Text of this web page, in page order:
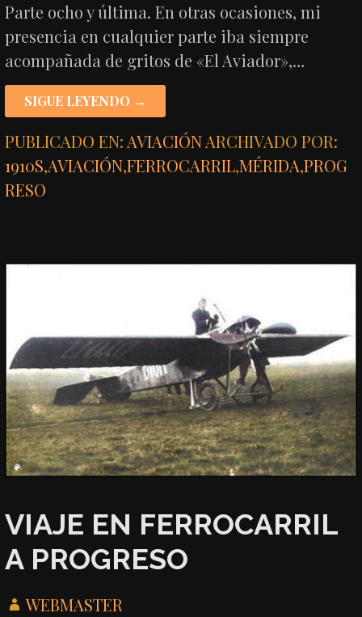
Parte ocho y última. En otras ocasiones, mi
presencia en cualquier parte iba siempre
acompañada de gritos de «El Aviador»,…
SIGUE LEYENDO →
PUBLICADO EN: AVIACIÓNARCHIVADO POR:
1910S,AVIACIÓN,FERROCARRIL,MÉRIDA,PROG
RESO
VIAJE EN FERROCARRIL
A PROGRESO
WEBMASTER